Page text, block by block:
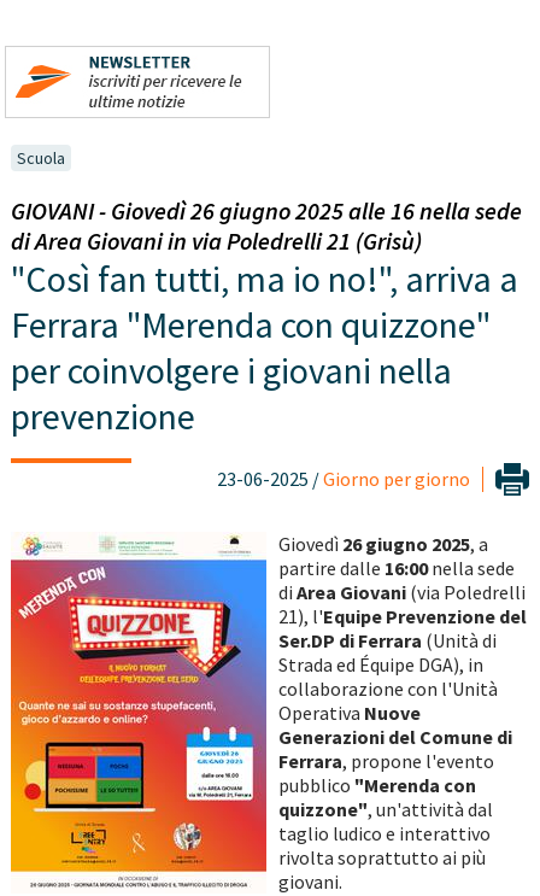
Scuola
GIOVANI - Giovedì 26 giugno 2025 alle 16 nella sede
di Area Giovani in via Poledrelli 21 (Grisù)
"Così fan tutti, ma io no!", arriva a
Ferrara "Merenda con quizzone"
per coinvolgere i giovani nella
prevenzione
23-06-2025 /Giorno per giorno
Giovedì 26 giugno 2025, a
partire dalle 16:00nella sede
di Area Giovani(via Poledrelli
21), l'Equipe Prevenzione del
Ser.DP di Ferrara (Unità di
Strada ed Équipe DGA), in
collaborazione con l'Unità
Operativa Nuove
Generazioni del Comune di
Ferrara, propone l'evento
pubblico "Merenda con
quizzone", un'attività dal
taglio ludico e interattivo
rivolta soprattutto ai più
giovani.